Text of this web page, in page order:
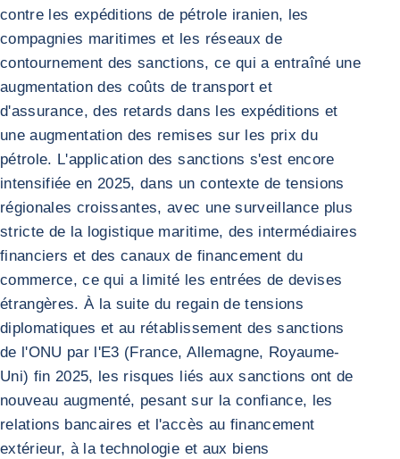
contre les expéditions de pétrole iranien, les
compagnies maritimes et les réseaux de
contournement des sanctions, ce qui a entraîné une
augmentation des coûts de transport et
d'assurance, des retards dans les expéditions et
une augmentation des remises sur les prix du
pétrole. L'application des sanctions s'est encore
intensifiée en 2025, dans un contexte de tensions
régionales croissantes, avec une surveillance plus
stricte de la logistique maritime, des intermédiaires
financiers et des canaux de financement du
commerce, ce qui a limité les entrées de devises
étrangères. À la suite du regain de tensions
diplomatiques et au rétablissement des sanctions
de l'ONU par l'E3 (France, Allemagne, Royaume-
Uni) fin 2025, les risques liés aux sanctions ont de
nouveau augmenté, pesant sur la confiance, les
relations bancaires et l'accès au financement
extérieur, à la technologie et aux biens